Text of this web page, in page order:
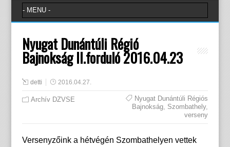
Nyugat Dunántúli Régió
Bajnokság II.forduló 2016.04.23
detti 2016.04.27.
Archív DZVSE
Nyugat Dunántúli Régiós
Bajnokság Szombathely,
verseny
Versenyzőink a hétvégén Szombathelyen vettek